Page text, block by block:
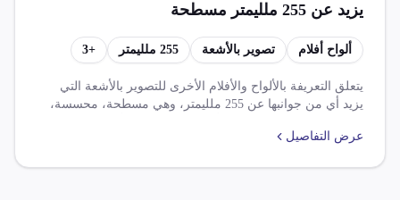
يزيد عن 255 ملليمتر مسطحة
محسسة غير مصورة من أي مادة
عدا الورق أو الورق المقوي أو النسج
ألواح أفلام تصوير بالأشعة 255 ملليمتر +
3
يتعلق التعريفة بالألواح والأفلام الأخرى للتصوير بالأشعة التي
يزيد أي من جوانبها عن 255 ملليمتر، وهي مسطحة، محسسة،
أو النسج. تشمل الضرائب المفروضة عليها ضريبة الوارد بنسبة
عرض التفاصيل